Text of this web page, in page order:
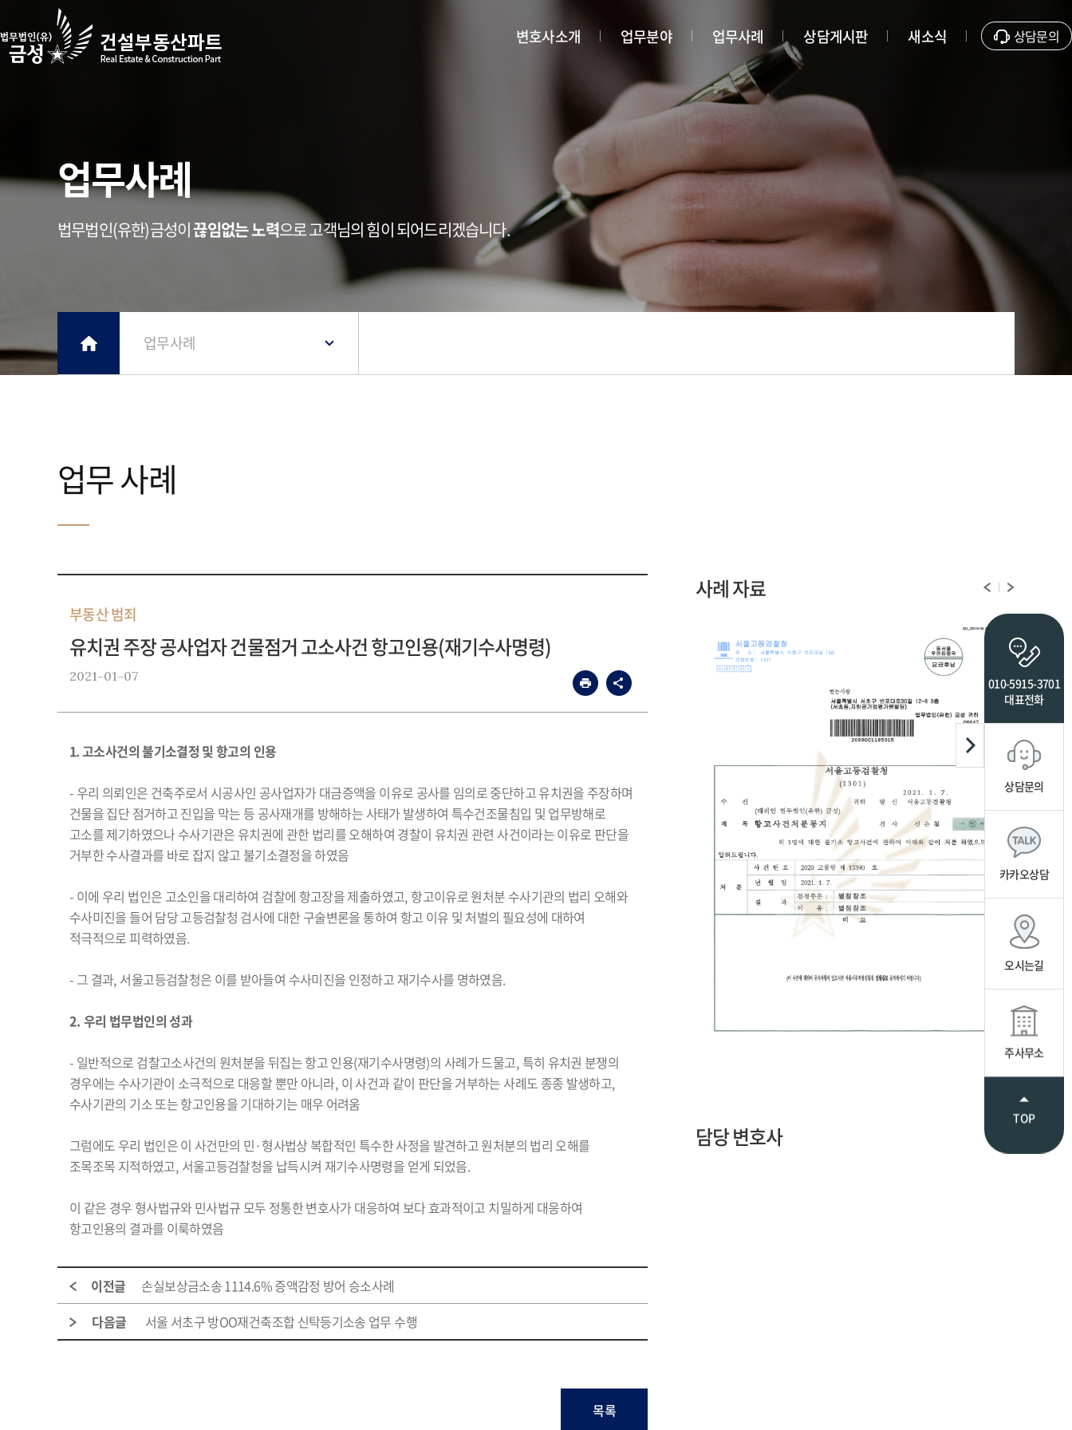
변호사소개 업무분야 업무사례 상담게시판 새소식 상담문의
업무사례
법무법인(유한)금성이끊임없는 노력으로 고객님의 힘이 되어드리겠습니다.
업무사례
업무 사례
부동산 범죄
유치권 주장 공사업자 건물점거 고소사건 항고인용(재기수사명령)
2021-01-07
1. 고소사건의 불기소결정 및 항고의 인용
- 우리 의뢰인은 건축주로서 시공사인 공사업자가 대금증액을 이유로 공사를 임의로 중단하고 유치권을 주장하며
건물을 집단 점거하고 진입을 막는 등 공사재개를 방해하는 사태가 발생하여 특수건조물침입 및 업무방해로
고소를 제기하였으나 수사기관은 유치권에 관한 법리를 오해하여 경찰이 유치권 관련 사건이라는 이유로 판단을
거부한 수사결과를 바로 잡지 않고 불기소결정을 하였음
- 이에 우리 법인은 고소인을 대리하여 검찰에 항고장을 제출하였고, 항고이유로 원처분 수사기관의 법리 오해와
수사미진을 들어 담당 고등검찰청 검사에 대한 구술변론을 통하여 항고 이유 및 처벌의 필요성에 대하여
적극적으로 피력하였음.
- 그 결과, 서울고등검찰청은 이를 받아들여 수사미진을 인정하고 재기수사를 명하였음.
2. 우리 법무법인의 성과
- 일반적으로 검찰고소사건의 원처분을 뒤집는 항고 인용(재기수사명령)의 사례가 드물고, 특히 유치권 분쟁의
경우에는 수사기관이 소극적으로 대응할 뿐만 아니라, 이 사건과 같이 판단을 거부하는 사례도 종종 발생하고,
수사기관의 기소 또는 항고인용을 기대하기는 매우 어려움
그럼에도 우리 법인은 이 사건만의 민·형사법상 복합적인 특수한 사정을 발견하고 원처분의 법리 오해를
조목조목 지적하였고, 서울고등검찰청을 납득시켜 재기수사명령을 얻게 되었음.
이 같은 경우 형사법규와 민사법규 모두 정통한 변호사가 대응하여 보다 효과적이고 치밀하게 대응하여
항고인용의 결과를 이룩하였음
이전글
손실보상금소송 1114.6% 증액감정 방어 승소사례
다음글
서울 서초구 방OO재건축조합 신탁등기소송 업무 수행
목록
사례 자료
담당 변호사
010-5915-3701
대표전화
상담문의
카카오상담
오시는길
주사무소
TOP